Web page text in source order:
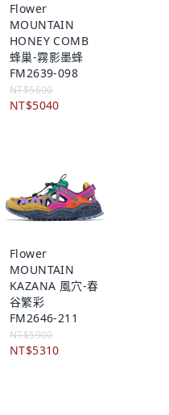
Flower
MOUNTAIN
HONEY COMB
蜂巢-霧影墨蜂
FM2639-098
NT$5600
NT$5040
Flower
MOUNTAIN
KAZANA 風穴-春
谷繁彩
FM2646-211
NT$5900
NT$5310